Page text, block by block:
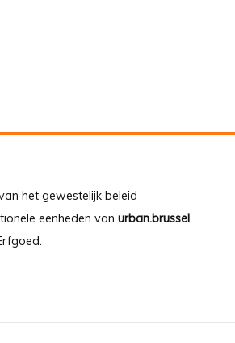
het gewestelijk beleid
eenheden van urban.brussel,